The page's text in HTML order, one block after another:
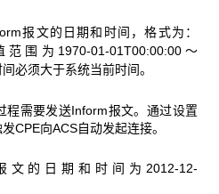
报文的日期和时间，格式为：
范围为1970-01-01T00:00:00～
必须大于系统当前时间。
程需要发送Inform报文。通过设置
CPE向ACS自动发起连接。
文的日期和时间为2012-12-